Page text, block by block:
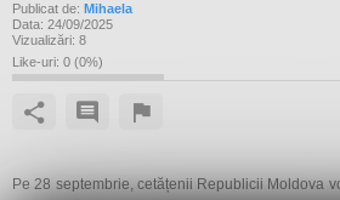
Publicat de: Mihaela
Data: 24/09/2025
Vizualizări: 8
Like-uri: 0 (0%)
Pe 28 septembrie, cetățenii Republicii Moldova